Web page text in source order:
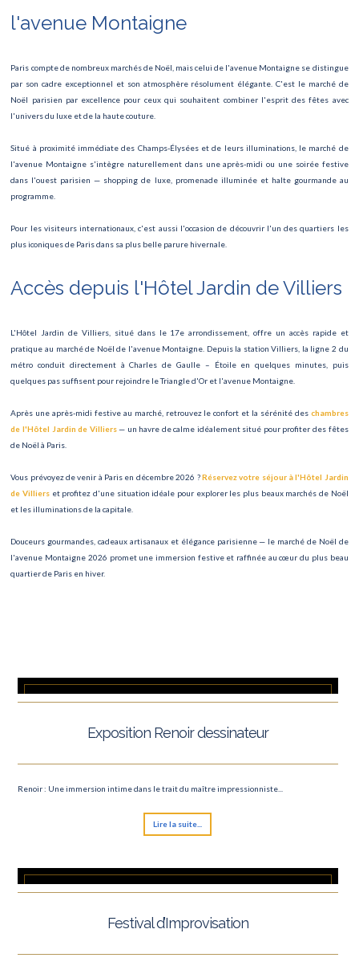
TOUR DE FRANCE
Nuit des Musées
l'avenue Montaigne
Paris compte de nombreux marchés de Noël, mais celui de l'avenue Montaigne se distingue
par son cadre exceptionnel et son atmosphère résolument élégante. C'est le marché de
Noël parisien par excellence pour ceux qui souhaitent combiner l'esprit des fêtes avec
l'univers du luxe et de la haute couture.
Situé à proximité immédiate des Champs-Élysées et de leurs illuminations, le marché de
l'avenue Montaigne s'intègre naturellement dans une après-midi ou une soirée festive
dans l'ouest parisien — shopping de luxe, promenade illuminée et halte gourmande au
programme.
Pour les visiteurs internationaux, c'est aussi l'occasion de découvrir l'un des quartiers les
plus iconiques de Paris dans sa plus belle parure hivernale.
Accès depuis l'Hôtel Jardin de Villiers
L'Hôtel Jardin de Villiers, situé dans le 17e arrondissement, offre un accès rapide et
pratique au marché de Noël de l'avenue Montaigne. Depuis la station Villiers, la ligne 2 du
métro conduit directement à Charles de Gaulle – Étoile en quelques minutes, puis
quelques pas suffisent pour rejoindre le Triangle d'Or et l'avenue Montaigne.
Après une après-midi festive au marché, retrouvez le confort et la sérénité des chambres
de l'Hôtel Jardin de Villiers— un havre de calme idéalement situé pour profiter des fêtes
de Noël à Paris.
Vous prévoyez de venir à Paris en décembre 2026 ?Réservez votre séjour à l'Hôtel Jardin
de Villiers et profitez d'une situation idéale pour explorer les plus beaux marchés de Noël
et les illuminations de la capitale.
Douceurs gourmandes, cadeaux artisanaux et élégance parisienne — le marché de Noël de
l'avenue Montaigne 2026 promet une immersion festive et raffinée au cœur du plus beau
quartier de Paris en hiver.
Exposition Renoir dessinateur
Renoir : Une immersion intime dans le trait du maître impressionniste...
Lire la suite...
Festival d’Improvisation